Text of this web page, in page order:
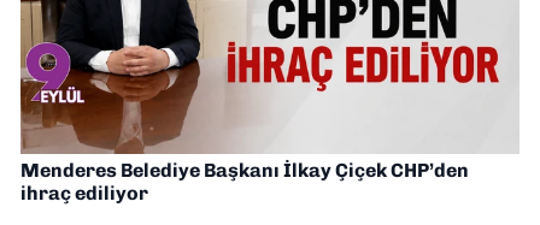
Menderes Belediye Başkanı İlkay Çiçek CHP’den
ihraç ediliyor